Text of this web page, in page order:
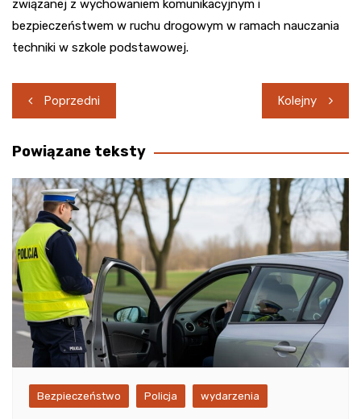
związanej z wychowaniem komunikacyjnym i
bezpieczeństwem w ruchu drogowym w ramach nauczania
techniki w szkole podstawowej.
Nawigacja
wpisu
Poprzedni Kolejny
Powiązane teksty
Bezpieczeństwo Policja wydarzenia